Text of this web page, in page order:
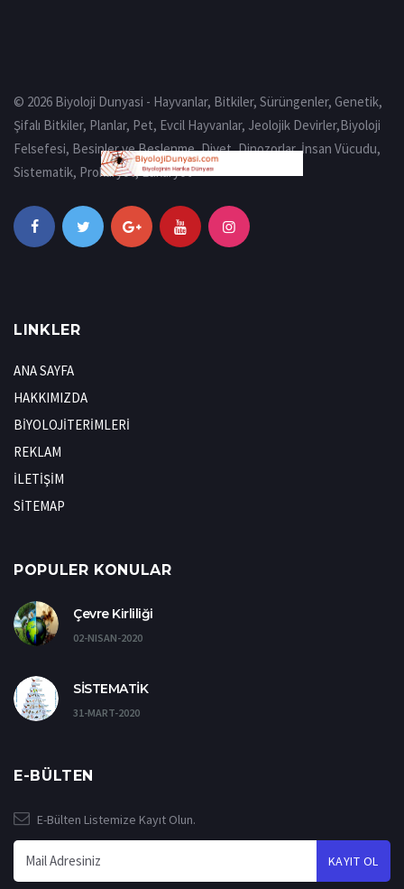
© 2026 Biyoloji Dunyasi - Hayvanlar, Bitkiler, Sürüngenler, Genetik,
Şifalı Bitkiler, Planlar, Pet, Evcil Hayvanlar, Jeolojik Devirler,Biyoloji
Felsefesi, Besinler ve Beslenme, Diyet, Dinozorlar, İnsan Vücudu,
Sistematik, Prokaryot, Eukaryot
LINKLER
ANA SAYFA
HAKKIMIZDA
BİYOLOJİTERİMLERİ
REKLAM
İLETİŞİM
SİTEMAP
POPULER KONULAR
Çevre Kirliliği
02-NISAN-2020
SİSTEMATİK
31-MART-2020
E-BÜLTEN
E-Bülten Listemize Kayıt Olun.